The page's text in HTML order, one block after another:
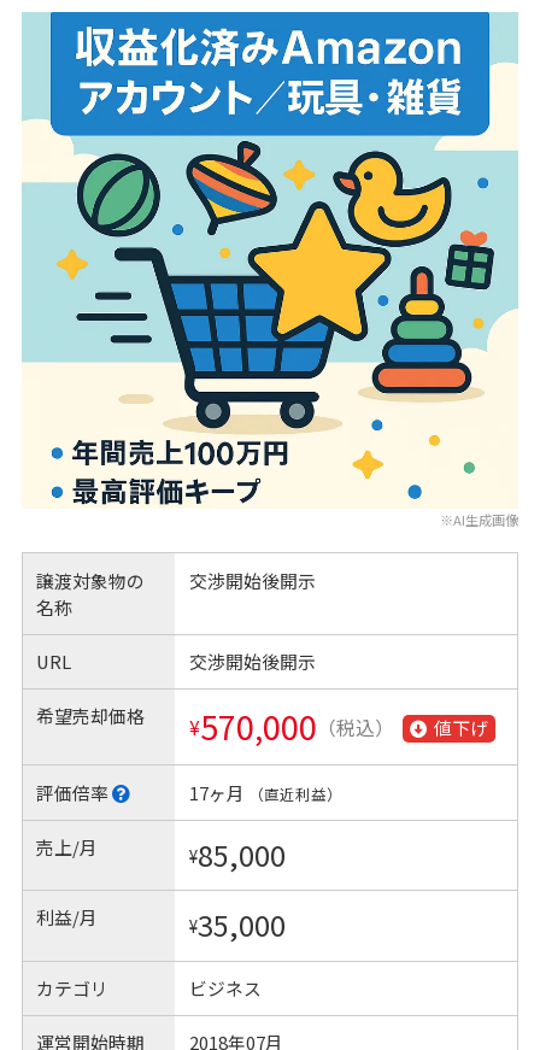
※AI生成画像
譲渡対象物の
名称
交渉開始後開示
URL 交渉開始後開示
希望売却価格 ¥570,000 （税込） 値下げ
評価倍率 17ヶ月 （直近利益）
売上/月 ¥85,000
利益/月 ¥35,000
カテゴリ ビジネス
運営開始時期 2018年07月